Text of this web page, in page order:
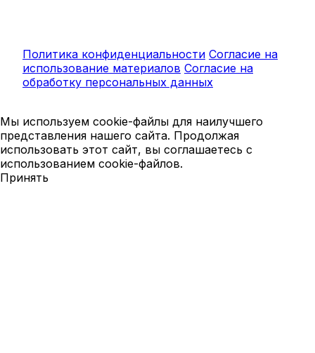
Политика конфиденциальности Согласие на
использование материалов Согласие на
обработку персональных данных
Мы используем cookie-файлы для наилучшего
представления нашего сайта. Продолжая
использовать этот сайт, вы соглашаетесь с
использованием cookie-файлов.
Принять